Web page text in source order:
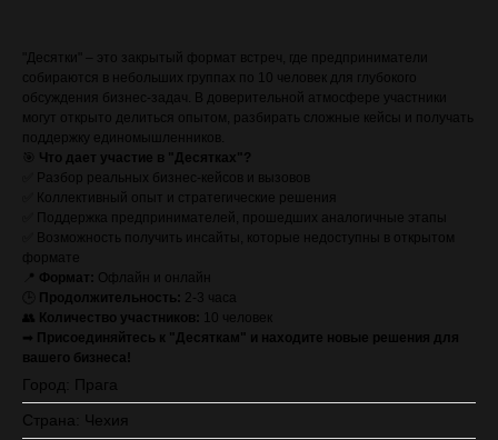
"Десятки" – это закрытый формат встреч, где предприниматели
собираются в небольших группах по 10 человек для глубокого
обсуждения бизнес-задач. В доверительной атмосфере участники
могут открыто делиться опытом, разбирать сложные кейсы и получать
поддержку единомышленников.
🎯 Что дает участие в "Десятках"?
✅ Разбор реальных бизнес-кейсов и вызовов
✅ Коллективный опыт и стратегические решения
✅ Поддержка предпринимателей, прошедших аналогичные этапы
✅ Возможность получить инсайты, которые недоступны в открытом
формате
📍 Формат:
Офлайн и онлайн
Продолжительность:
2-3 часа
👥 Количество участников:
10 человек
➡ Присоединяйтесь к "Десяткам" и находите новые решения для
вашего бизнеса!
Город: Прага
Страна: Чехия